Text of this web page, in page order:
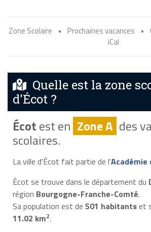
Zone Scolaire • Prochaines vacances •
iCal
Quelle est la zone
d'Écot ?
Écotest en Zone A des
scolaires.
La ville d'Écot fait partie de l'Académie
Écot se trouve dans le département du
région Bourgogne-Franche-Comté.
Sa population est de 501 habitantset
11.02 km2.